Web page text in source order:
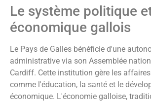
Le système politique
économique gallois
Le Pays de Galles bénéficie d'une
administrative via son Assemblée
Cardiff. Cette institution gère les
comme l'éducation, la santé et le
économique. L'économie galloise,